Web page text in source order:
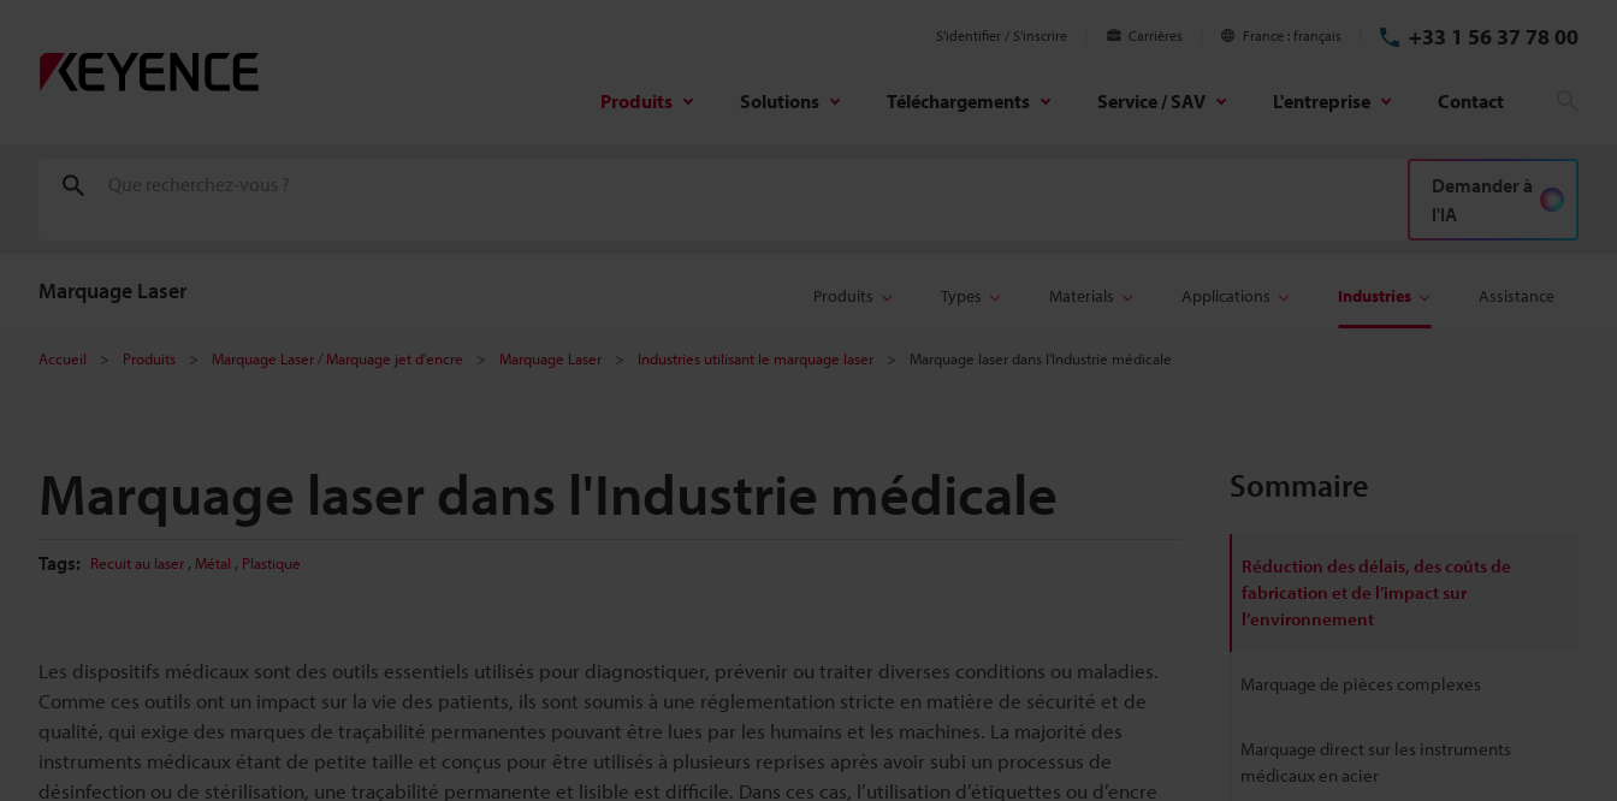
S'identifier / S’inscrire Carrières France français +33 1 56 37 78 00
Produits Solutions Téléchargements Service / SAV L'entreprise Contact
Demander à
l'IA
Marquage Laser Produits Types Materials Applications Industries Assistance
Accueil Produits Marquage Laser / Marquage jet d'encre Marquage Laser Industries utilisant le marquage laser Marquage laser dans l'Industrie médicale
Marquage laser dans l'Industrie médicale
Tags: Recuit au laser , Métal , Plastique
Les dispositifs médicaux sont des outils essentiels utilisés pour diagnostiquer, prévenir ou traiter diverses conditions ou maladies.
Comme ces outils ont un impact sur la vie des patients, ils sont soumis à une réglementation stricte en matière de sécurité et de
qualité, qui exige des marques de traçabilité permanentes pouvant être lues par les humains et les machines. La majorité des
instruments médicaux étant de petite taille et conçus pour être utilisés à plusieurs reprises après avoir subi un processus de
désinfection ou de stérilisation, une traçabilité permanente et lisible est difficile. Dans ces cas, l’utilisation d’étiquettes ou d’encre
Sommaire
Réduction des délais, des coûts de
fabrication et de l’impact sur
l’environnement
Marquage de pièces complexes
Marquage direct sur les instruments
médicaux en acier